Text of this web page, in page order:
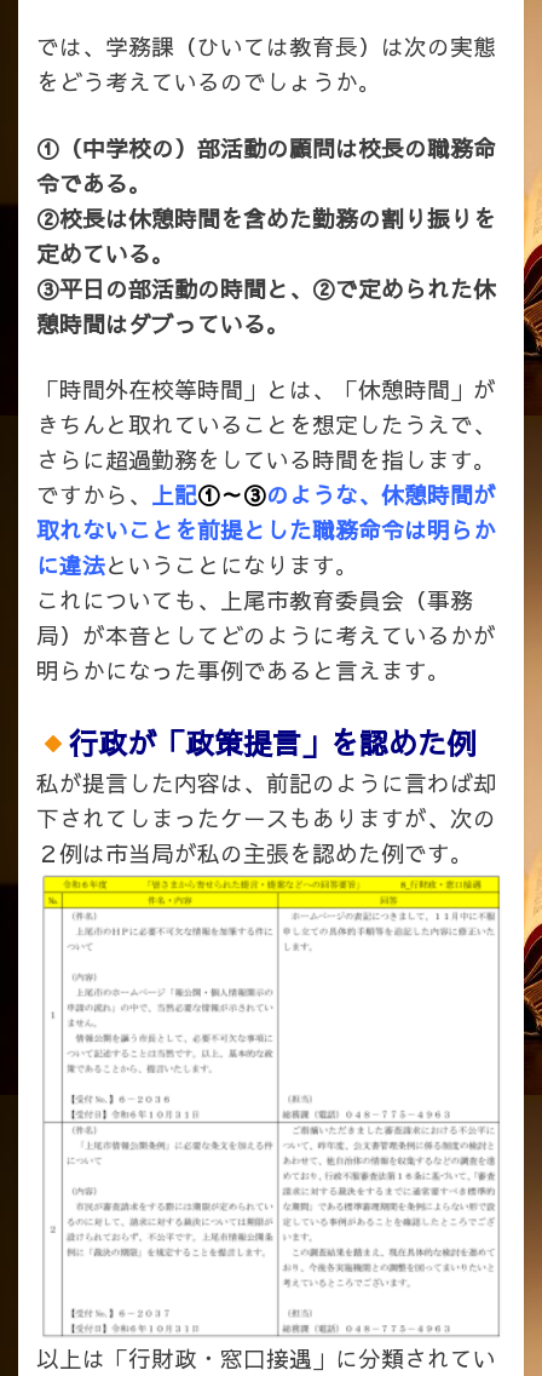
では、学務課（ひいては教育長）は次の実態
をどう考えているのでしょうか。
①（中学校の）部活動の顧問は校長の職務命
令である。
②校長は休憩時間を含めた勤務の割り振りを
定めている。
③平日の部活動の時間と、②で定められた休
憩時間はダブっている。
「時間外在校等時間」とは、「休憩時間」が
きちんと取れていることを想定したうえで、
さらに超過勤務をしている時間を指します。
ですから、 上記①～③のような、休憩時間が
取れないことを前提とした職務命令は明らか
に違法ということになります。
これについても、上尾市教育委員会（事務
局）が本音としてどのように考えているかが
明らかになった事例であると言えます。
行政が「政策提言」を認めた例
私が提言した内容は、前記のように言わば却
下されてしまったケースもありますが、次の
２例は市当局が私の主張を認めた例です。
以上は「行財政・窓口接遇」に分類されてい